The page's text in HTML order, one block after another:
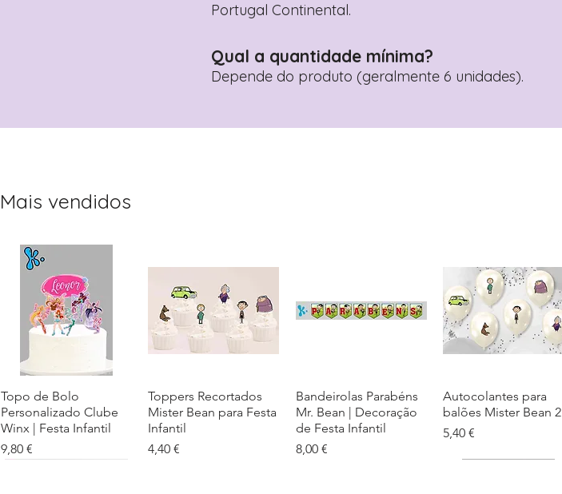
Portugal Continental.
Qual a quantidade mínima?
Depende do produto (geralmente 6 unidades).
Mais vendidos
Visualização rápida
Topo de Bolo
Personalizado Clube
Winx | Festa Infantil
Preço
9,80 €
Visualização rápida
Toppers Recortados
Mister Bean para Festa
Infantil
Preço
4,40 €
Visualização rápida
Bandeirolas Parabéns
Mr. Bean | Decoração
de Festa Infantil
Preço
8,00 €
Visualização rápida
Autocolantes para
balões Mister Bean 2
Preço
5,40 €